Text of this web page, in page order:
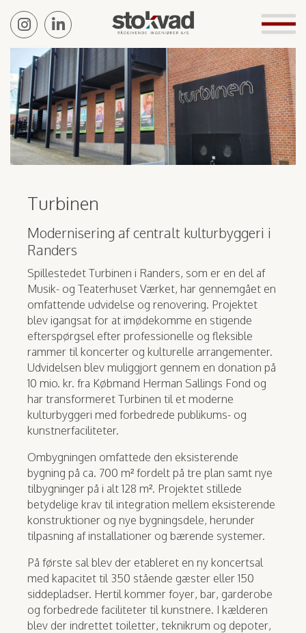
Turbinen
Modernisering af centralt kulturbyggeri i
Randers
Spillestedet Turbinen i Randers, som er en del af
Musik- og Teaterhuset Værket, har gennemgået en
omfattende udvidelse og renovering. Projektet
blev igangsat for at imødekomme en stigende
efterspørgsel efter professionelle og fleksible
rammer til koncerter og kulturelle arrangementer.
Udvidelsen blev muliggjort gennem en donation på
10 mio. kr. fra Købmand Herman Sallings Fond og
har transformeret Turbinen til et moderne
kulturbyggeri med forbedrede publikums- og
kunstnerfaciliteter.
Ombygningen omfattede den eksisterende
bygning på ca. 700 m² fordelt på tre plan samt nye
tilbygninger på i alt 128 m². Projektet stillede
betydelige krav til integration mellem eksisterende
konstruktioner og nye bygningsdele, herunder
tilpasning af installationer og bærende systemer.
På første sal blev der etableret en ny koncertsal
med kapacitet til 350 stående gæster eller 150
siddepladser. Hertil kommer foyer, bar, garderobe
og forbedrede faciliteter til kunstnere. I kælderen
blev der indrettet toiletter, teknikrum og depoter,